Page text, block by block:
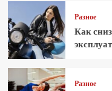
Разное
Как
Разное